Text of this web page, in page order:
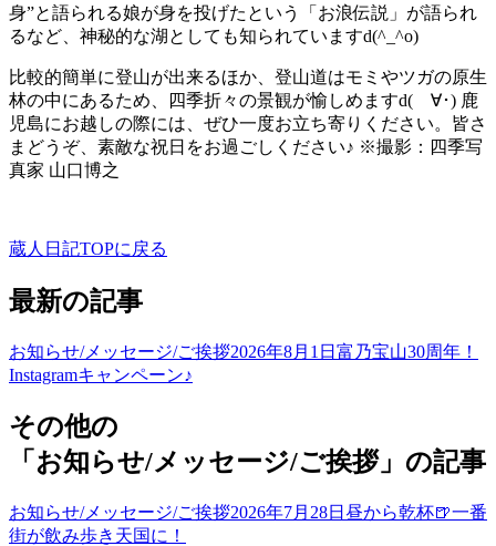
身”と語られる娘が身を投げたという「お浪伝説」が語られ
るなど、神秘的な湖としても知られていますd(^_^o)
比較的簡単に登山が出来るほか、登山道はモミやツガの原生
林の中にあるため、四季折々の景観が愉しめますd(ゝ∀･) 鹿
児島にお越しの際には、ぜひ一度お立ち寄りください。皆さ
まどうぞ、素敵な祝日をお過ごしください♪ ※撮影：四季写
真家 山口博之
蔵人日記TOPに戻る
最新の記事
お知らせ/メッセージ/ご挨拶2026年8月1日 富乃宝山30周年！
Instagramキャンペーン♪
その他の
「お知らせ/メッセージ/ご挨拶」の記事
お知らせ/メッセージ/ご挨拶2026年7月28日 昼から乾杯🍺一番
街が飲み歩き天国に！